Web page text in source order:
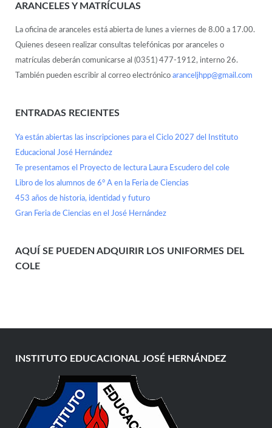
ARANCELES Y MATRÍCULAS
La oficina de aranceles está abierta de lunes a viernes de 8.00 a 17.00.
Quienes deseen realizar consultas telefónicas por aranceles o
matrículas deberán comunicarse al (0351) 477-1912, interno 26.
También pueden escribir al correo electrónico aranceljhpp@gmail.com
ENTRADAS RECIENTES
Ya están abiertas las inscripciones para el Ciclo 2027 del Instituto
Educacional José Hernández
Te presentamos el Proyecto de lectura Laura Escudero del cole
Libro de los alumnos de 6° A en la Feria de Ciencias
453 años de historia, identidad y futuro
Gran Feria de Ciencias en el José Hernández
AQUÍ SE PUEDEN ADQUIRIR LOS UNIFORMES DEL
COLE
INSTITUTO EDUCACIONAL JOSÉ HERNÁNDEZ